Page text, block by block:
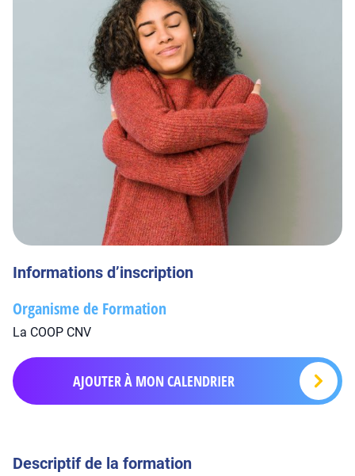
Informations d’inscription
Organisme de Formation
La COOP CNV
AJOUTER À MON CALENDRIER
Descriptif de la formation